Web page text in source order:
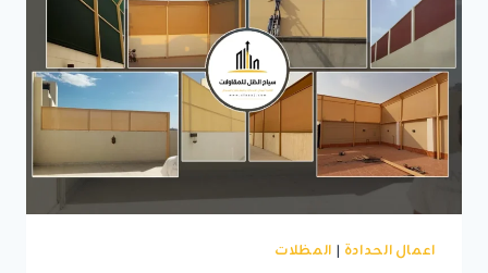
متكاملة
لمنزلك
اعمال الحدادة | المظلات